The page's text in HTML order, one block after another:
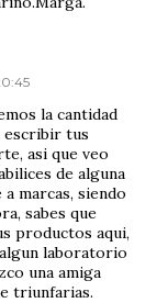
la cantidad
escribir tus
asi que veo
de alguna
marcas, siendo
sabes que
productos aqui,
laboratorio
una amiga
triunfarias.